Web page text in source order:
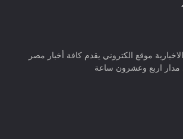
موقع الكتروني يقدم كافة أخبار مصر
مدار اربع وعشرون ساعة